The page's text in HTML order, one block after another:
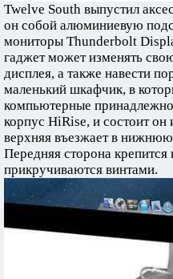
Twelve South выпустил
он собой алюминиевую
мониторы Thunderbolt
гаджет может изменять
дисплея, а также навести
маленький шкафчик, в
компьютерные
корпус HiRise, и состоит он
верхняя въезжает в
Передняя сторона крепится
прикручиваются винтами.